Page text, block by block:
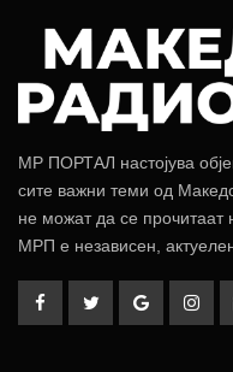
МР ПОРТАЛ настојува
сите важни теми од
не можат да се прочитаат
МРП е независен,